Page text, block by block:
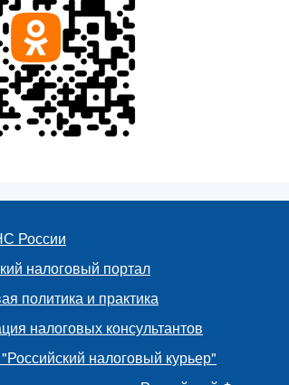
России
налоговый портал
политика и практика
налоговых консультантов
налоговый курьер"